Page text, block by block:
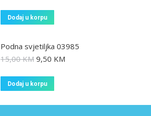
Dodaj u korpu
Podna svjetiljka 03985
15,00KM 9,50 KM
Dodaj u korpu